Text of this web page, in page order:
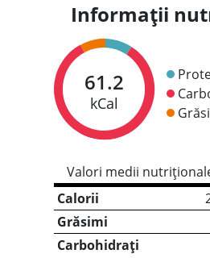
Informații
61.2
kCal
Valori medii
Calorii
Grăsimi
Carbohidrați